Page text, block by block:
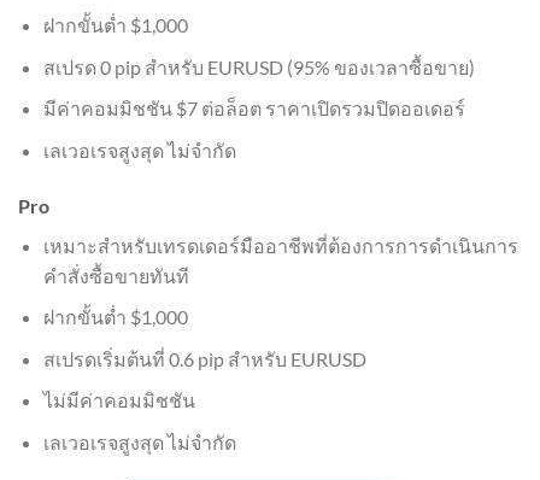
ฝากขั้นต่ำ $1,000
สเปรด 0 pip สำหรับ EURUSD (95% ของเวลาซื้อขาย)
มีค่าคอมมิชชัน $7 ต่อล็อต ราคาเปิดรวมปิดออเดอร์
เลเวอเรจสูงสุด ไม่จำกัด
Pro
เหมาะสำหรับเทรดเดอร์มืออาชีพที่ต้องการการดำเนินการ
คำสั่งซื้อขายทันที
ฝากขั้นต่ำ $1,000
สเปรดเริ่มต้นที่ 0.6 pip สำหรับ EURUSD
ไม่มีค่าคอมมิชชัน
เลเวอเรจสูงสุด ไม่จำกัด